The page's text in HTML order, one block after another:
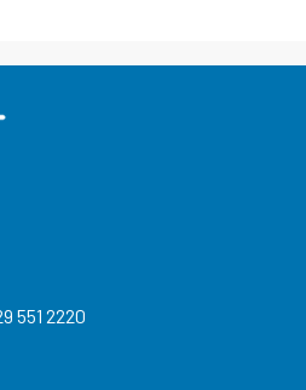
551 2220